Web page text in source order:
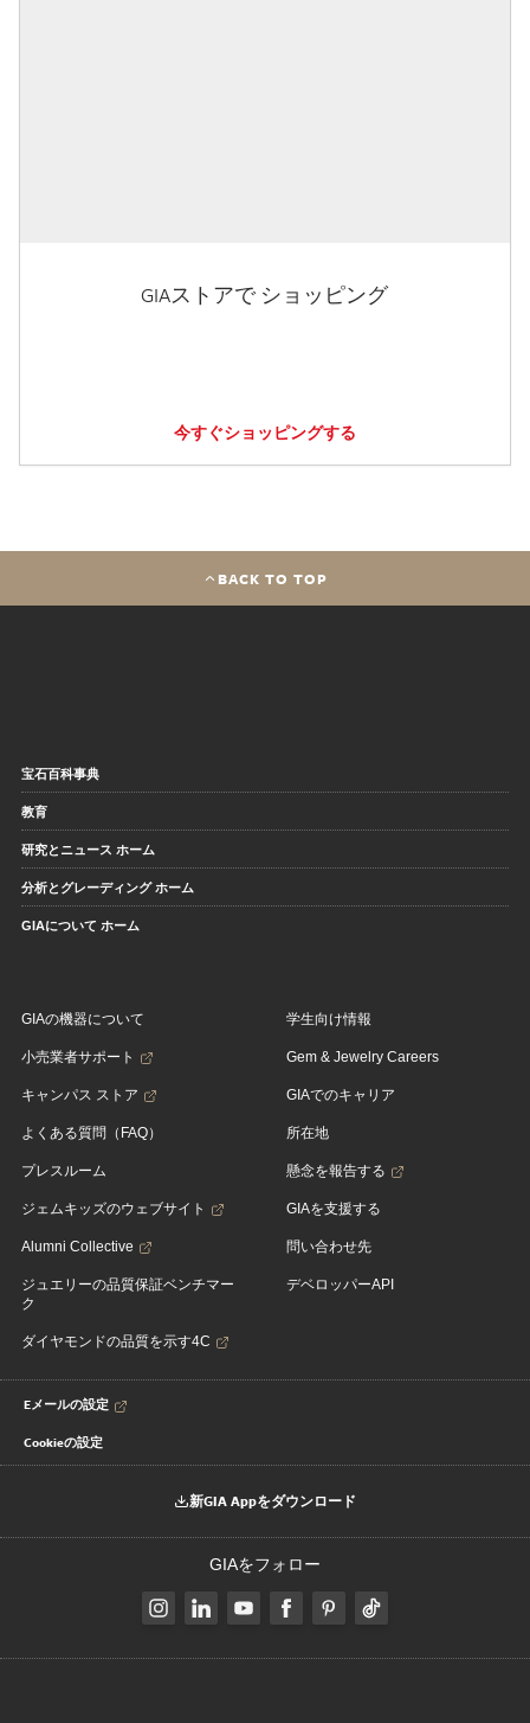
GIAストアで ショッピング
今すぐショッピングする
BACK TO TOP
宝石百科事典
教育
研究とニュース ホーム
分析とグレーディング ホーム
GIAについて ホーム
GIAの機器について
小売業者サポート
キャンパス ストア
よくある質問（FAQ）
プレスルーム
ジェムキッズのウェブサイト
Alumni Collective
ジュエリーの品質保証ベンチマー
ク
ダイヤモンドの品質を示す4C
学生向け情報
Gem & Jewelry Careers
GIAでのキャリア
所在地
懸念を報告する
GIAを支援する
問い合わせ先
デベロッパーAPI
Eメールの設定
Cookieの設定
新GIA Appをダウンロード
GIAをフォロー